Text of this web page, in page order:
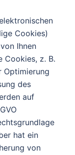
Cookies)
Ihnen
Cookies, z. B.
Optimierung
des
auf
hat ein
von